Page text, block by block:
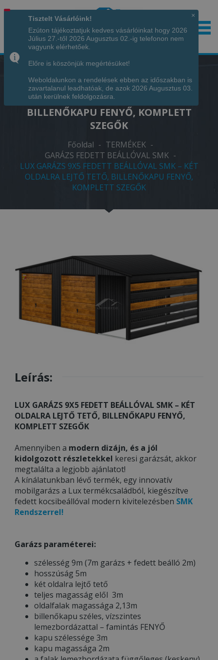
Hívjon minket!+36 70 7342034
LUX GARÁZS 9X5 FEDETT BEÁLLÓVAL
SMK – KÉT OLDALRA LEJTŐ TETŐ,
BILLENŐKAPU FENYŐ, KOMPLETT
SZEGŐK
Főoldal - TERMÉKEK -
GARÁZS FEDETT BEÁLLÓVAL SMK -
LUX GARÁZS 9X5 FEDETT BEÁLLÓVAL SMK – KÉT
OLDALRA LEJTŐ TETŐ, BILLENŐKAPU FENYŐ,
KOMPLETT SZEGŐK
Leírás:
LUX GARÁZS 9X5 FEDETT BEÁLLÓVAL SMK – KÉT
OLDALRA LEJTŐ TETŐ, BILLENŐKAPU FENYŐ,
KOMPLETT SZEGŐK
Amennyiben a modern dizájn, és a jól
kidolgozott részletekkel keresi garázsát, akkor
megtalálta a legjobb ajánlatot!
A kínálatunkban lévő termék, egy innovatív
mobilgarázs a Lux termékcsaládból, kiegészítve
fedett kocsibeállóval modern kivitelezésben SMK
Rendszerrel!
Garázs paraméterei:
szélesség 9m (7m garázs + fedett beálló 2m)
hosszúság 5m
két oldalra lejtő tető
teljes magasság elől 3m
oldalfalak magassága 2,13m
billenőkapu széles, vízszintes
lemezbordázattal – famintás FENYŐ
kapu szélessége 3m
kapu magassága 2m
×
Tisztelt Vásárlóink!
Ezúton tájékoztatjuk kedves vásárlóinkat hogy 2026
Július 27.-től 2026 Augusztus 02.-ig telefonon nem
vagyunk elérhetőek.
Előre is köszönjük megértésüket!
Weboldalunkon a rendelések ebben az időszakban is
zavartalanul leadhatóak, de azok 2026 Augusztus 03.
után kerülnek feldolgozásra.